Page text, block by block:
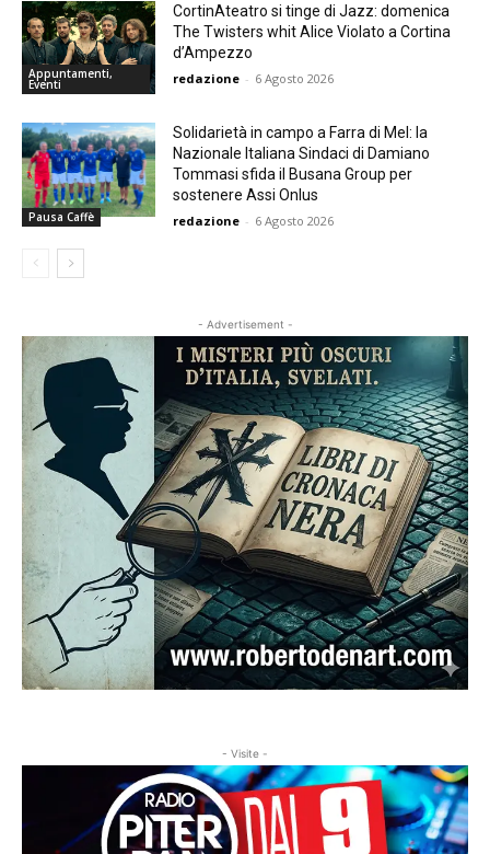
Appuntamenti,
Eventi
CortinAteatro si tinge di Jazz: domenica
The Twisters whit Alice Violato a Cortina
d’Ampezzo
redazione - 6 Agosto 2026
Pausa Caffè
Solidarietà in campo a Farra di Mel: la
Nazionale Italiana Sindaci di Damiano
Tommasi sfida il Busana Group per
sostenere Assi Onlus
redazione - 6 Agosto 2026
- Advertisement -
- Visite -